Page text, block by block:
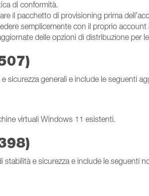
di conformità.
il pacchetto di provisioning prima
semplicemente con il proprio account
delle opzioni di distribuzione per
generali e include le seguenti
virtuali Windows 11 esistenti.
e sicurezza e include le seguenti